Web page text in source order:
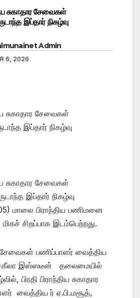
சுகாதார சேவைகள்
இப்தார் நிகழ்வு
Admin
6, 2026
சுகாதார சேவைகள்
இப்தார் நிகழ்வு
சுகாதார சேவைகள்
இப்தார் நிகழ்வு
மாலை பிராந்திய பணிமனை
சிறப்பாக இடம்பெற்றது.
சேவைகள் பணிப்பாளர் வைத்திய
சகீலா இஸ்ஸடீன் தலைமையில்
பிரதி பிராந்திய சுகாதார
வைத்திய ர் ஏ.பி.மசூத்,